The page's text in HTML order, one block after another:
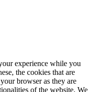
experience while you
the cookies that are
browser as they are
of the website. We